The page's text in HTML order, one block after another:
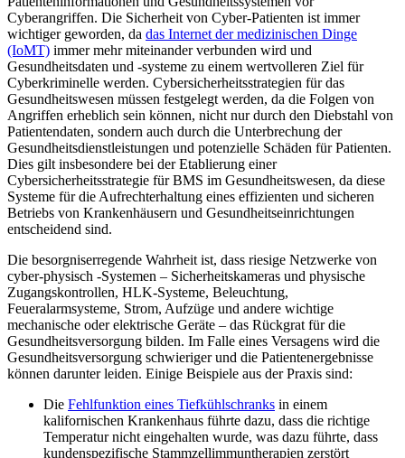
Cyberangriffen. Die Sicherheit von Cyber-Patienten ist immer
wichtiger geworden, da das Internet der medizinischen Dinge
(IoMT) immer mehr miteinander verbunden wird und
Gesundheitsdaten und -systeme zu einem wertvolleren Ziel für
Cyberkriminelle werden. Cybersicherheitsstrategien für das
Gesundheitswesen müssen festgelegt werden, da die Folgen von
Angriffen erheblich sein können, nicht nur durch den Diebstahl von
Patientendaten, sondern auch durch die Unterbrechung der
Gesundheitsdienstleistungen und potenzielle Schäden für Patienten.
Dies gilt insbesondere bei der Etablierung einer
Cybersicherheitsstrategie für BMS im Gesundheitswesen, da diese
Systeme für die Aufrechterhaltung eines effizienten und sicheren
Betriebs von Krankenhäusern und Gesundheitseinrichtungen
entscheidend sind.
Die besorgniserregende Wahrheit ist, dass riesige Netzwerke von
cyber-physisch -Systemen – Sicherheitskameras und physische
Zugangskontrollen, HLK-Systeme, Beleuchtung,
Feueralarmsysteme, Strom, Aufzüge und andere wichtige
mechanische oder elektrische Geräte – das Rückgrat für die
Gesundheitsversorgung bilden. Im Falle eines Versagens wird die
Gesundheitsversorgung schwieriger und die Patientenergebnisse
können darunter leiden. Einige Beispiele aus der Praxis sind:
Die Fehlfunktion eines Tiefkühlschranks in einem
kalifornischen Krankenhaus führte dazu, dass die richtige
Temperatur nicht eingehalten wurde, was dazu führte, dass
kundenspezifische Stammzellimmuntherapien zerstört